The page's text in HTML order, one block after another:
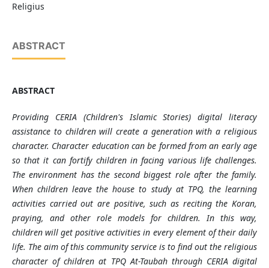
Religius
ABSTRACT
ABSTRACT
Providing CERIA (Children's Islamic Stories) digital literacy
assistance to children will create a generation with a religious
character. Character education can be formed from an early age
so that it can fortify children in facing various life challenges.
The environment has the second biggest role after the family.
When children leave the house to study at TPQ, the learning
activities carried out are positive, such as reciting the Koran,
praying, and other role models for children. In this way,
children will get positive activities in every element of their daily
life. The aim of this community service is to find out the religious
character of children at TPQ At-Taubah through CERIA digital